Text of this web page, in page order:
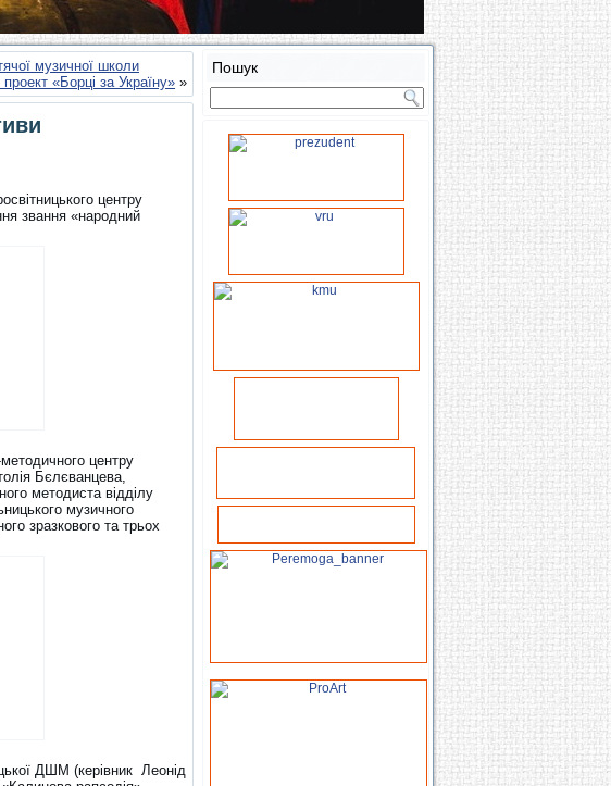
музичної школи
«Борці за Україну» »
центру
звання «народний
центру
Бєлєванцева,
методиста відділу
музичного
зразкового та трьох
ДШМ (керівник Леонід
Пошук